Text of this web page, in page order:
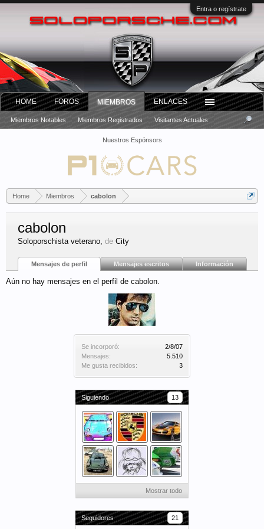
Entra o regístrate
Nuestros Espónsors
Home Miembros cabolon
Se incorporó:
2/8/07
Mensajes:
5.510
Me gusta recibidos:
3
Siguiendo 13
Mostrar todo
Seguidores 21
cabolon
Soloporschista veterano, de City
Mensajes de perfil Mensajes escritos Información
Aún no hay mensajes en el perfil de cabolon.
HOME FOROS MIEMBROS
Miembros Notables Miembros Registrados Visitantes Actuales
ENLACES